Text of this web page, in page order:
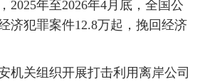
2025年至2026年4月底，全国公
济犯罪案件12.8万起，挽回经济
机关组织开展打击利用离岸公司